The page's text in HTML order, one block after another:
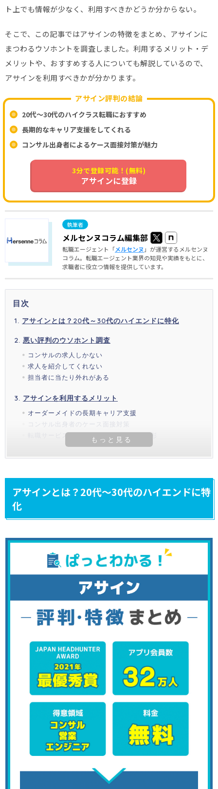
ト上でも情報が少なく、利用すべきかどうか分からない。
そこで、この記事ではアサインの特徴をまとめ、アサインに
まつわるウソホントを調査しました。利用するメリット・デ
メリットや、おすすめする人についても解説しているので、
アサインを利用すべきかが分かります。
アサイン評判の結論
20代～30代のハイクラス転職におすすめ
長期的なキャリア支援をしてくれる
コンサル出身者によるケース面接対策が魅力
3分で登録可能！(無料)
アサインに登録
メルセンヌコラム編集部
転職エージェント「メルセンヌ 」が運営するメルセンヌ
コラム。転職エージェント業界の知見や実績をもとに、
求職者に役立つ情報を提供しています。
目次
アサインとは？20代～30代のハイエンドに特化
悪い評判のウソホント調査
コンサルの求人しかない
求人を紹介してくれない
担当者に当たり外れがある
アサインを利用するメリット
オーダーメイドの長期キャリア支援
コンサル出身者のケース面接対策
転職サービス「ビズリーチ」で複数の表彰
アサインとは？20代～30代のハイエンドに特
化